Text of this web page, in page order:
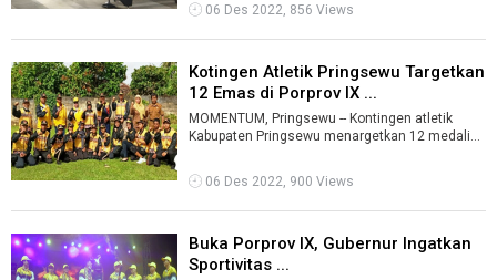
06 Des 2022, 856 Views
Kotingen Atletik Pringsewu Targetkan
12 Emas di Porprov IX ...
MOMENTUM, Pringsewu -- Kontingen atletik
Kabupaten Pringsewu menargetkan 12 medali
06 Des 2022, 900 Views
Buka Porprov IX, Gubernur Ingatkan
Sportivitas ...